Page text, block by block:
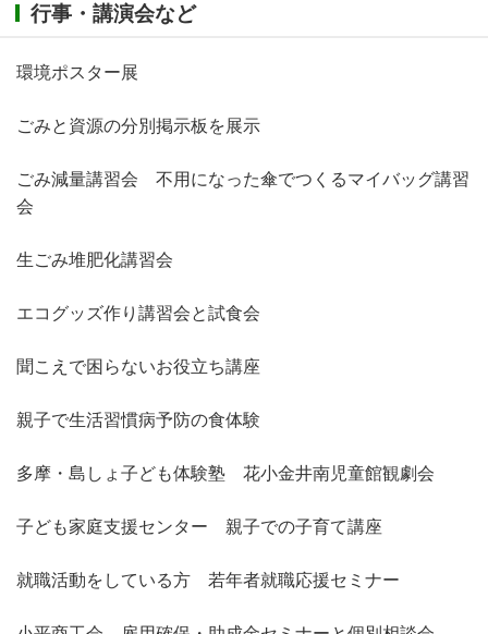
行事・講演会など
環境ポスター展
ごみと資源の分別掲示板を展示
ごみ減量講習会 不用になった傘でつくるマイバッグ講習
会
生ごみ堆肥化講習会
エコグッズ作り講習会と試食会
聞こえで困らないお役立ち講座
親子で生活習慣病予防の食体験
多摩・島しょ子ども体験塾 花小金井南児童館観劇会
子ども家庭支援センター 親子での子育て講座
就職活動をしている方 若年者就職応援セミナー